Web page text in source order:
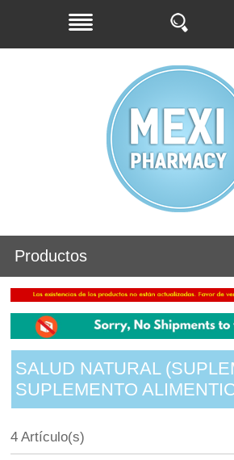
Productos
SALUD NATURAL
SUPLEMENTO
4 Artículo(s)